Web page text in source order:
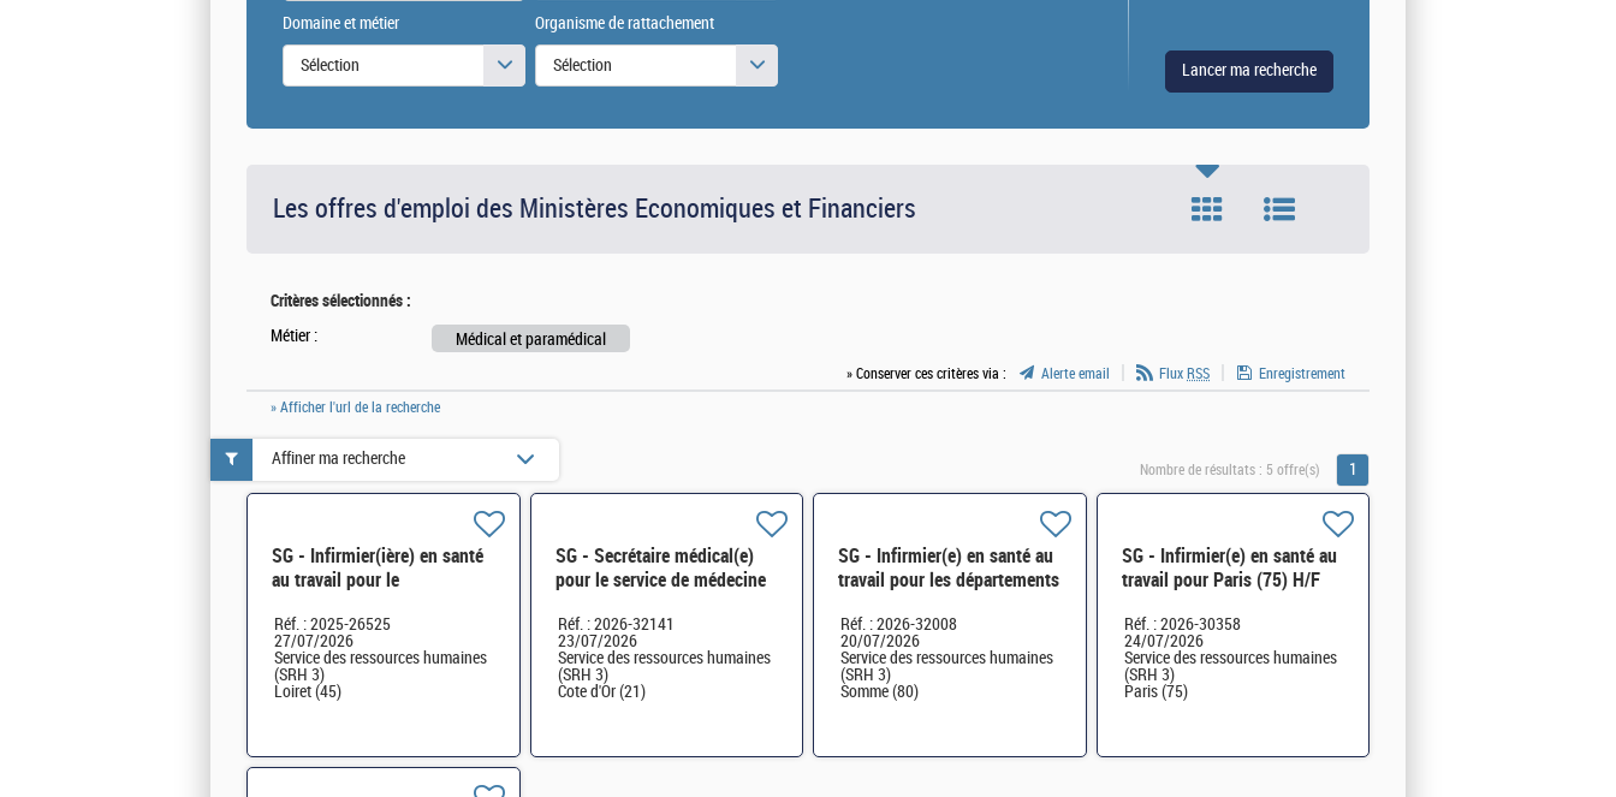
Domaine et métier
Sélection
Organisme de rattachement
Sélection
Les offres d'emploi des Ministères Economiques et Financiers
Critères sélectionnés :
Métier : Médical et paramédical
» Conserver ces critères via : Alerte email Flux RSS
Enregistrement
» Afficher l'url de la recherche
Nombre de résultats : 5 offre(s) 1
SG - Infirmier(ière) en santé
au travail pour le
H/F
Réf. : 2025-26525
27/07/2026
Service des ressources humaines
(SRH 3)
Loiret (45)
SG - Secrétaire médical(e)
pour le service de médecine
Grand-Est H/F
Réf. : 2026-32141
23/07/2026
Service des ressources humaines
(SRH 3)
Cote d'Or (21)
SG - Infirmier(e) en santé au
travail pour les départements
(60) H/F
Réf. : 2026-32008
20/07/2026
Service des ressources humaines
(SRH 3)
Somme (80)
SG - Infirmier(e) en santé au
travail pour Paris (75) H/F
Réf. : 2026-30358
24/07/2026
Service des ressources humaines
(SRH 3)
Paris (75)
Affiner ma recherche